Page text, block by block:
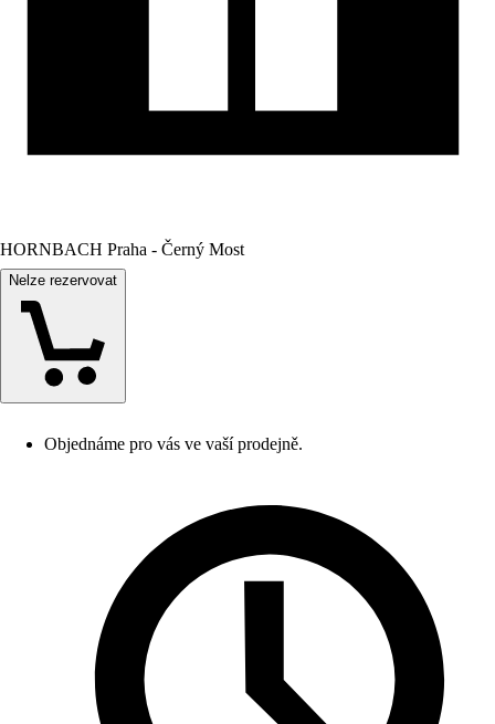
HORNBACH Praha - Černý Most
Nelze rezervovat
Objednáme pro vás ve vaší prodejně.